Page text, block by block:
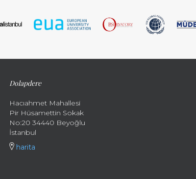
Dolapdere
Hacıahmet Mahallesi
Pir Hüsamettin Sokak
No:20 34440 Beyoğlu
İstanbul
harita